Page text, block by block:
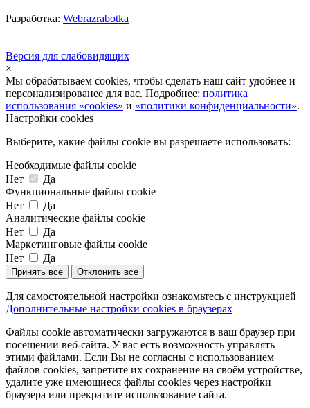
Разработка: Webrazrabotka
Версия для слабовидящих
×
Мы обрабатываем cookies, чтобы сделать наш сайт удобнее и
персонализированее для вас. Подробнее: политика
использования «cookies» и «политики конфиденциальности».
Настройки cookies
Выберите, какие файлы cookie вы разрешаете использовать:
Необходимые файлы cookie
Нет
Да
Функциональные файлы cookie
Нет
Да
Аналитические файлы cookie
Нет
Да
Маркетинговые файлы cookie
Нет
Да
Принять все Отклонить все
Для самостоятельной настройки ознакомьтесь с инструкцией
Дополнительные настройки cookies в браузерах
Файлы cookie автоматически загружаются в ваш браузер при
посещении веб-сайта. У вас есть возможность управлять
этими файлами. Если Вы не согласны с использованием
файлов cookies, запретите их сохранение на своём устройстве,
удалите уже имеющиеся файлы cookies через настройки
браузера или прекратите использование сайта.